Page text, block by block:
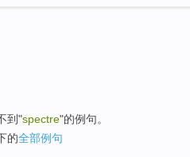
到"spectre"的例句。
的全部例句